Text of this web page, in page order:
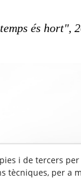
és hort",
i de tercers
tècniques, per a